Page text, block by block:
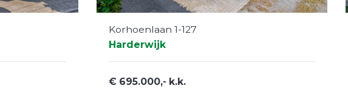
Korhoenlaan 1-127
Harderwijk
€ 695.000,- k.k.